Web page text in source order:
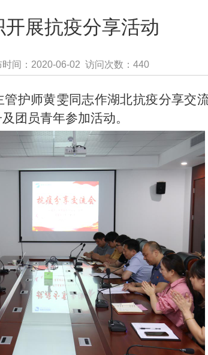
展抗疫分享活动
间：2020-06-02 访问次数： 440
护师黄雯同志作湖北抗疫分享交
团员青年参加活动。